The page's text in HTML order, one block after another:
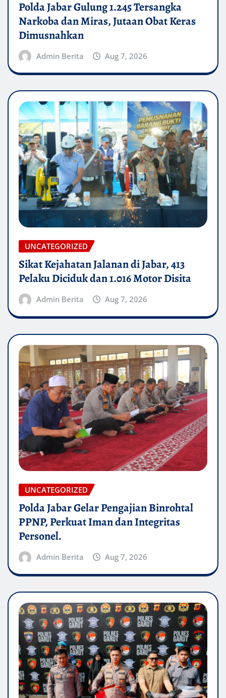
Polda Jabar Gulung 1.245 Tersangka
Narkoba dan Miras, Jutaan Obat Keras
Dimusnahkan
Admin Berita Aug 7, 2026
UNCATEGORIZED
Sikat Kejahatan Jalanan di Jabar, 413
Pelaku Diciduk dan 1.016 Motor Disita
Admin Berita Aug 7, 2026
UNCATEGORIZED
Polda Jabar Gelar Pengajian Binrohtal
PPNP, Perkuat Iman dan Integritas
Personel.
Admin Berita Aug 7, 2026